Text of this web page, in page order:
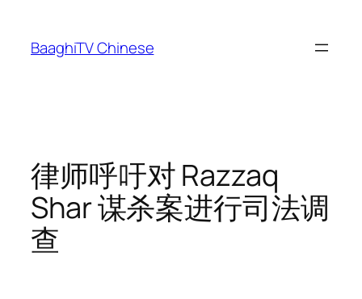
content
BaaghiTV Chinese
律师呼吁对 Razzaq
Shar 谋杀案进行司法调
查